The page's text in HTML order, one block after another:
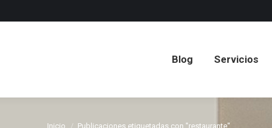
Blog Servicios
Inicio Publicaciones etiquetadas con "restaurante"
Blog Servicios